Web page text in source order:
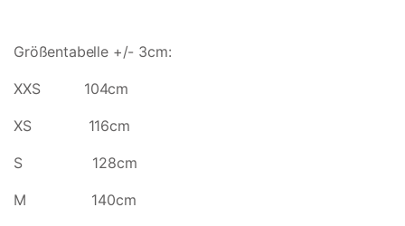
Größentabelle +/- 3cm:
XXS 104cm
XS 116cm
S 128cm
M 140cm